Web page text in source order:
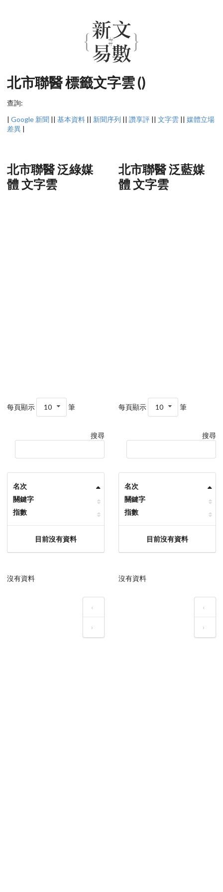
北市聯醫 標籤文字雲 ()
查詢:
| Google 新聞 || 基本資料 || 新聞序列 || 讚享評 || 文字雲 || 媒體立場
差異 |
北市聯醫 泛綠媒
體 文字雲
每頁顯示 10 筆
搜尋
名次
關鍵字
指數
目前沒有資料
沒有資料
‹
›
北市聯醫 泛藍媒
體 文字雲
每頁顯示 10 筆
搜尋
名次
關鍵字
指數
目前沒有資料
沒有資料
‹
›